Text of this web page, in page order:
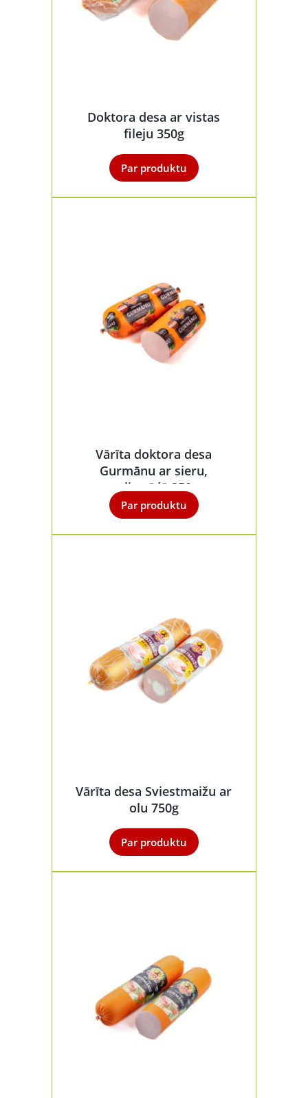
Doktora desa ar vistas
fileju 350g
Par produktu
Vārīta doktora desa
Gurmānu ar sieru,
poliamīdā 350g
Par produktu
Vārīta desa Sviestmaižu ar
olu 750g
Par produktu